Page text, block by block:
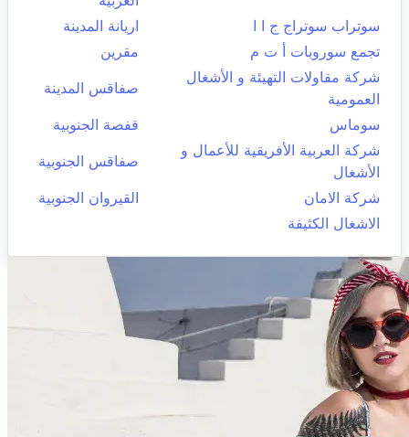
سوتراب سوتراج ج ا ا
اريانة المدينة
تجمع سوروبات أ ت م
مقرين
شركة مقاولات التهيئة و الأشغال
العمومية
صفاقس المدينة
سوماس
قفصة الجنوبية
شركة العربية الأفريقية للأعمال و
الأشغال
صفاقس الجنوبية
شركة الامان
القيروان الجنوبية
الاشغال الكثيفة